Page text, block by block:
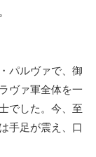
パルヴァで、御
ヴァ軍全体を一
でした。今、至
手足が震え、口